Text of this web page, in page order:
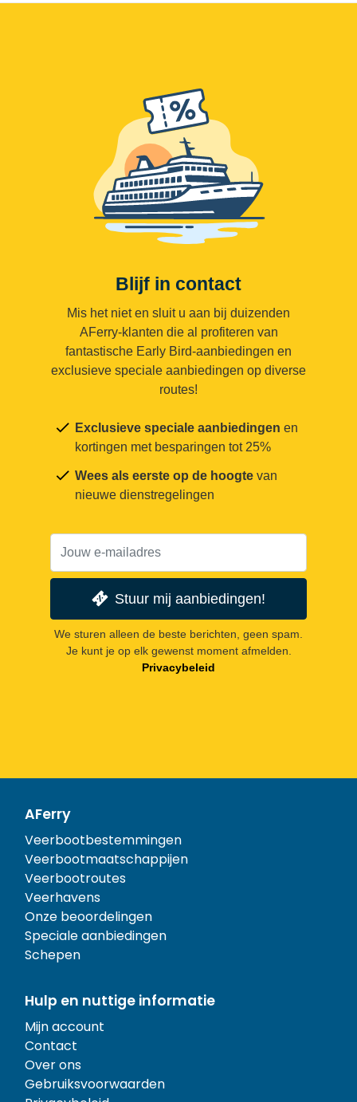
Blijf in contact
Mis het niet en sluit u aan bij duizenden
AFerry-klanten die al profiteren van
fantastische Early Bird-aanbiedingen en
exclusieve speciale aanbiedingen op diverse
routes!
Exclusieve speciale aanbiedingen en
kortingen met besparingen tot 25%
Wees als eerste op de hoogte van
nieuwe dienstregelingen
Stuur mij aanbiedingen!
We sturen alleen de beste berichten, geen spam.
Je kunt je op elk gewenst moment afmelden.
Privacybeleid
AFerry
Veerbootbestemmingen
Veerbootmaatschappijen
Veerbootroutes
Veerhavens
Onze beoordelingen
Speciale aanbiedingen
Schepen
Hulp en nuttige informatie
Mijn account
Contact
Over ons
Gebruiksvoorwaarden